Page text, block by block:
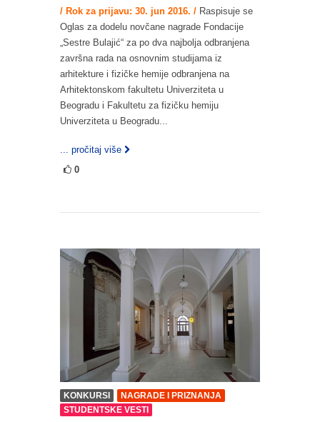
/ Rok za prijavu: 30. jun 2016. / Raspisuje se
Oglas za dodelu novčane nagrade Fondacije
„Sestre Bulajić“ za po dva najbolja odbranjena
završna rada na osnovnim studijama iz
arhitekture i fizičke hemije odbranjena na
Arhitektonskom fakultetu Univerziteta u
Beogradu i Fakultetu za fizičku hemiju
Univerziteta u Beogradu...
... pročitaj više
0
KONKURSI
NAGRADE I PRIZNANJA
STUDENTSKE VESTI